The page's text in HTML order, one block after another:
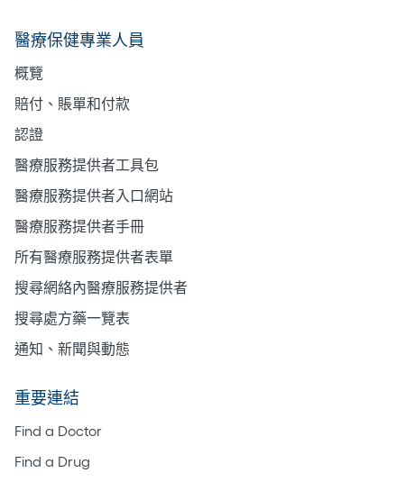
醫療保健專業人員
概覽
賠付、賬單和付款
認證
醫療服務提供者工具包
醫療服務提供者入口網站
醫療服務提供者手冊
所有醫療服務提供者表單
搜尋網絡內醫療服務提供者
搜尋處方藥一覽表
通知、新聞與動態
重要連結
Find a Doctor
Find a Drug